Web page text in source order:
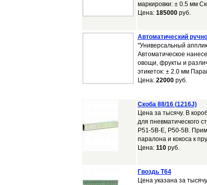
маркировки: ± 0.5 мм
Цена: 185000руб.
Автоматический
"Универсальный
Автоматическое
овощи, фрукты и
этикеток: ± 2.0 мм
Цена: 22000руб.
Скоба 88/16 (1216J)
Цена за тысячу. В
для пневматического
P51-5B-E, P50-5B.
паралона и кокоса к
Цена: 110руб.
Гвоздь T64
Цена указана за